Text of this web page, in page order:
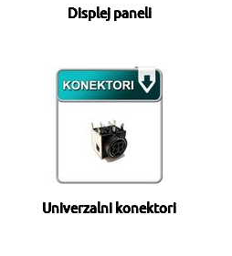
Displej paneli
Univerzalni konektori